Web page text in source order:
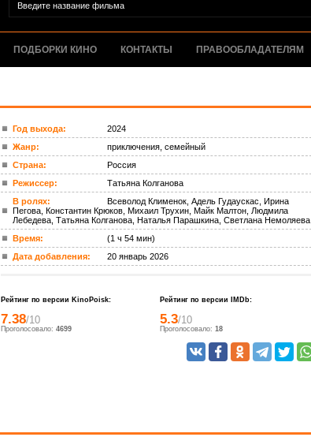
ПОДБОРКИ КИНО КОНТАКТЫ ПРАВООБЛАДАТЕЛЯМ
Год выхода:
2024
Жанр:
приключения, семейный
Страна:
Россия
Режиссер:
Татьяна Колганова
В ролях:
Всеволод Клименок, Адель Гудаускас, Ирина
Пегова, Константин Крюков, Михаил Трухин, Майк Малтон, Людмила
Лебедева, Татьяна Колганова, Наталья Парашкина, Светлана Немоляева
Время:
(1 ч 54 мин)
Дата добавления:
20 январь 2026
Рейтинг по версии KinoPoisk:
7.38/10
Проголосовало: 4699
Рейтинг по версии IMDb:
5.3/10
Проголосовало: 18